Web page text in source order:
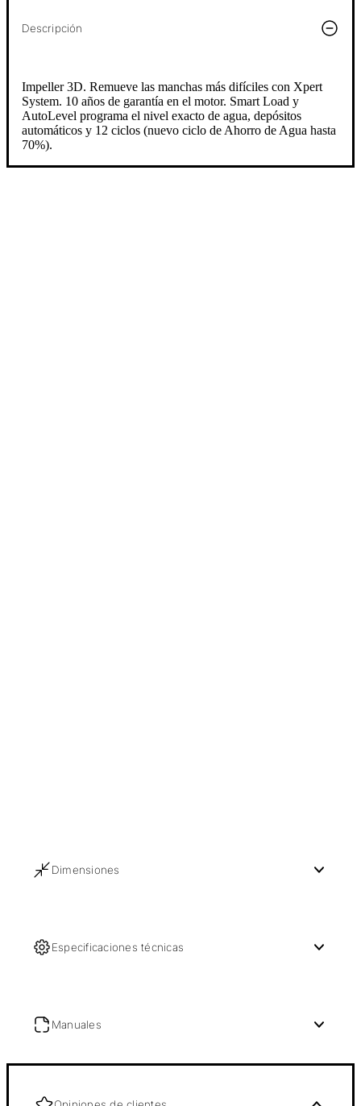
Descripción
Impeller 3D. Remueve las manchas más difíciles con Xpert
System. 10 años de garantía en el motor. Smart Load y
AutoLevel programa el nivel exacto de agua, depósitos
automáticos y 12 ciclos (nuevo ciclo de Ahorro de Agua hasta
70%).
Dimensiones
Especificaciones técnicas
Manuales